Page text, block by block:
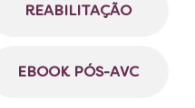
REABILITAÇÃO
EBOOK PÓS-AVC